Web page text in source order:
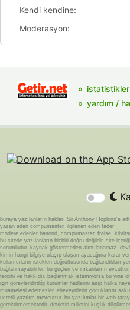
Kendi kendine:
Moderasyon:
istatistikler
yardım /
buraya yazılanların hakları Sir Anthony Hopkins'e
yazan eden compumaster, ilgilenen eden fader
modere edenler basond, compumaster, fraise,
bu sitede yazılanların hiçbiri doğru değildir. site
sorumludur. kaynak göstermeden alıntılanamaz.
kimin hangi bilgiye ulaşıp ulaşamayacağına karar
kullanıcıların istekleri doğrultusunda bağlandıkları
bağlanmayabilirler. bu güçleri ve imkanları
tercihi ve hakkıdır. bağlanmak istemiyorsa bu yine
için görevlendirdiği kurumlar hadlerini aşıp halka
muamelesi edemezler. ebeveynlerin çocuklarını
ücretli yazılım mevcuttur. bu yazılımlar bir web
gerektirmemektedir. devletin milletini küçük